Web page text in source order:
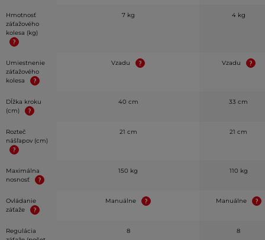
Hmotnosť
záťažového
kolesa (kg)
7 kg 4 kg
Umiestnenie
záťažového
kolesa
Vzadu Vzadu
Dĺžka kroku
(cm)
40 cm 33 cm
Rozteč
nášľapov (cm)
21 cm 21 cm
Maximálna
nosnosť
150 kg 110 kg
Ovládanie
záťaže
Manuálne Manuálne
Regulácia
8 8